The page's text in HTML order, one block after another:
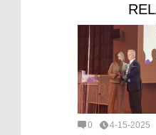
0 4-15-2025